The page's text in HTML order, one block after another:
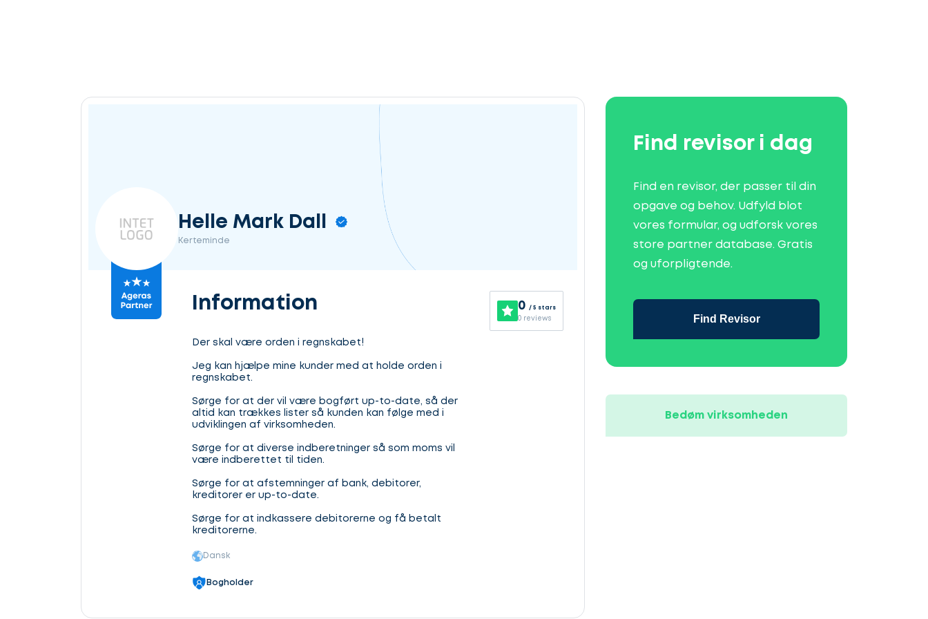
Helle Mark Dall
Kerteminde
0 / 5 stars
0 reviews
Information
Der skal være orden i regnskabet!
Jeg kan hjælpe mine kunder med at holde orden i
regnskabet.
Sørge for at der vil være bogført up-to-date, så der
altid kan trækkes lister så kunden kan følge med i
udviklingen af virksomheden.
Sørge for at diverse indberetninger så som moms vil
være indberettet til tiden.
Sørge for at afstemninger af bank, debitorer,
kreditorer er up-to-date.
Sørge for at indkassere debitorerne og få betalt
kreditorerne.
Dansk
Bogholder
Find revisor i dag
Find en revisor, der passer til din
opgave og behov. Udfyld blot
vores formular, og udforsk vores
store partner database. Gratis
og uforpligtende.
Find Revisor
Bedøm virksomheden